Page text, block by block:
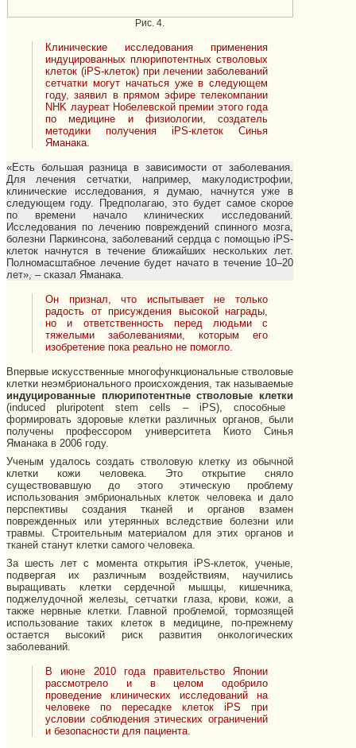
Рис. 4.
Клинические исследования применения
индуцированных плюрипотентных стволовых
клеток (iPS-клеток) при лечении заболеваний
сетчатки могут начаться уже в следующем
году, заявил в прямом эфире телекомпании
NHK лауреат Нобелевской премии этого года
по медицине и физиологии, создатель
методики получения iPS-клеток Синья
Яманака.
«Есть большая разница в зависимости от заболевания.
Для лечения сетчатки, например, макулодистрофии,
клинические исследования, я думаю, начнутся уже в
следующем году. Предполагаю, это будет самое скорое
по времени начало клинических исследований.
Исследования по лечению повреждений спинного мозга,
болезни Паркинсона, заболеваний сердца с помощью iPS-
клеток начнутся в течение ближайших нескольких лет.
Полномасштабное лечение будет начато в течение 10–20
лет», – сказал Яманака.
Он признал, что испытывает не только
радость от присуждения высокой награды,
но и ответственность перед людьми с
тяжелыми заболеваниями, которым его
изобретение пока реально не помогло.
Впервые искусственные многофункциональные стволовые
клетки неэмбрионального происхождения, так называемые
индуцированные плюрипотентные стволовые клетки
(induced pluripotent stem cells – iPS), способные
формировать здоровые клетки различных органов, были
получены профессором университета Киото Синья
Яманака в 2006 году.
Ученым удалось создать стволовую клетку из обычной
клетки кожи человека. Это открытие сняло
существовавшую до этого этическую проблему
использования эмбриональных клеток человека и дало
перспективы создания тканей и органов взамен
поврежденных или утерянных вследствие болезни или
травмы. Строительным материалом для этих органов и
тканей станут клетки самого человека.
За шесть лет с момента открытия iPS-клеток, ученые,
подвергая их различным воздействиям, научились
выращивать клетки сердечной мышцы, кишечника,
поджелудочной железы, сетчатки глаза, крови, кожи, а
также нервные клетки. Главной проблемой, тормозящей
использование таких клеток в медицине, по-прежнему
остается высокий риск развития онкологических
заболеваний.
В июне 2010 года правительство Японии
рассмотрело и в целом одобрило
проведение клинических исследований на
человеке по пересадке клеток iPS при
условии соблюдения этических ограничений
и безопасности для пациента.